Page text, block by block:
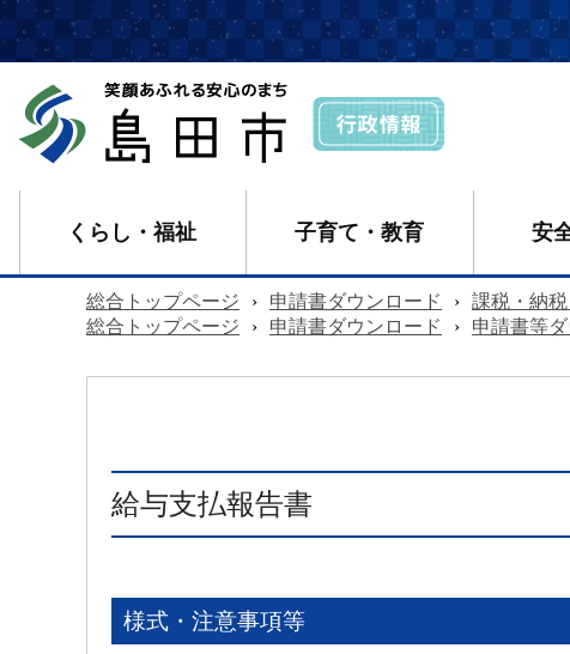
くらし・福祉 子育て・教育 安
総合トップページ › 申請書ダウンロード › 課税・納税
総合トップページ
› 申請書ダウンロード › 申請書等
給与支払報告書
様式・注意事項等